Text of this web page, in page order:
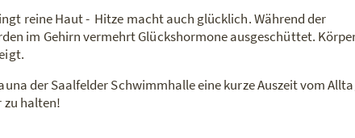
reine Haut - Hitze macht auch glücklich. Während der
im Gehirn vermehrt Glückshormone ausgeschüttet.
der Saalfelder Schwimmhalle eine kurze Auszeit vom
zu halten!